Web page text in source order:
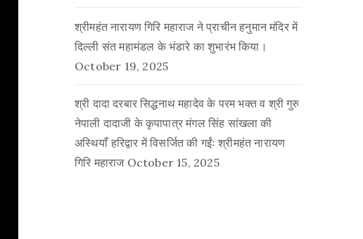
श्रीमहंत नारायण गिरि महाराज ने प्राचीन हनुमान मंदिर में
दिल्ली संत महामंडल के भंडारे का शुभारंभ किया।
October 19, 2025
श्री दादा दरबार सिद्धनाथ महादेव के परम भक्त व श्री गुरु
नेपाली दादाजी के कृपापात्र मंगल सिंह सांखला की
अस्थियाँ हरिद्वार में विसर्जित की गईंः श्रीमहंत नारायण
गिरि महाराज October 15, 2025